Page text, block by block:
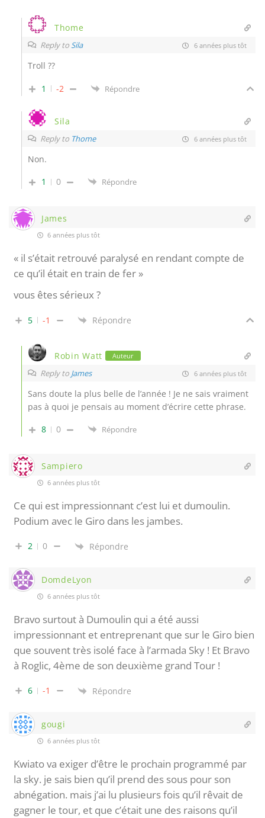
Thome
Reply toSila 6 années plus tôt
Troll ??
1 -2 Répondre
Sila
Reply to Thome 6 années plus tôt
Non.
1
0 Répondre
James
6 années plus tôt
« il s’était retrouvé paralysé en rendant compte de
ce qu’il était en train de fer »
vous êtes sérieux ?
5 -1 Répondre
Robin Watt Auteur
Reply to James 6 années plus tôt
Sans doute la plus belle de l’année ! Je ne sais vraiment
pas à quoi je pensais au moment d’écrire cette phrase.
8
0 Répondre
Sampiero
6 années plus tôt
Ce qui est impressionnant c’est lui et dumoulin.
Podium avec le Giro dans les jambes.
2 0 Répondre
DomdeLyon
6 années plus tôt
Bravo surtout à Dumoulin qui a été aussi
impressionnant et entreprenant que sur le Giro bien
que souvent très isolé face à l’armada Sky ! Et Bravo
à Roglic, 4ème de son deuxième grand Tour !
6 -1 Répondre
gougi
6 années plus tôt
Kwiato va exiger d’être le prochain programmé par
la sky. je sais bien qu’il prend des sous pour son
abnégation. mais j’ai lu plusieurs fois qu’il rêvait de
gagner le tour, et que c’était une des raisons qu’il